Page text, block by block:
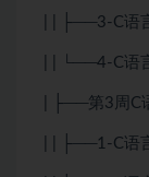
| | ├──3-C语
| | └──4-C语
| ├──第3周C
| | ├──1-C语